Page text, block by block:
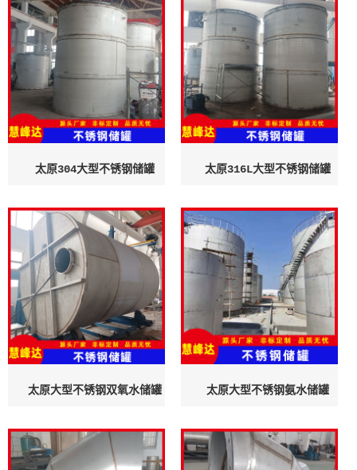
太原304大型不锈钢储罐 太原316L大型不锈钢储罐
太原大型不锈钢双氧水储罐 太原大型不锈钢氨水储罐